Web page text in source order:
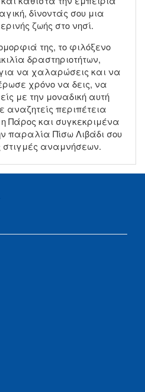
δίνοντάς σου μια
ζωής στο νησί.
της, το φιλόξενο
δραστηριοτήτων,
για να χαλαρώσεις και να
χρόνο να δεις, να
με την μοναδική αυτή
αναζητείς περιπέτεια
Πάρος και συγκεκριμένα
παραλία Πίσω Λιβάδι σου
αναμνήσεων.